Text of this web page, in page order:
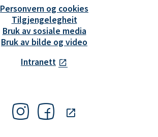
Personvern og cookies
Tilgjengelegheit
Bruk av sosiale media
Bruk av bilde og video
Intranett